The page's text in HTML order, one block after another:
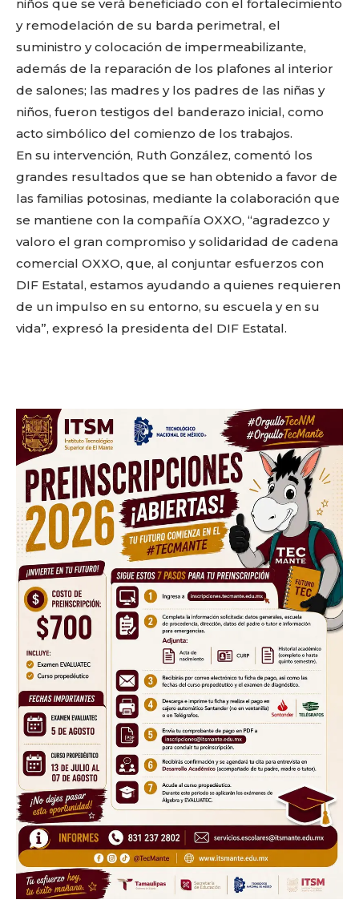
Facebook
Twitter
EmailWhatsApp
Copy
Link
Gmail
Telegram
Don't miss
out!
SUBSCRIBE
niños que se verá beneficiado con el fortalecimiento
y remodelación de su barda perimetral, el
suministro y colocación de impermeabilizante,
además de la reparación de los plafones al interior
de salones; las madres y los padres de las niñas y
niños, fueron testigos del banderazo inicial, como
acto simbólico del comienzo de los trabajos.
En su intervención, Ruth González, comentó los
grandes resultados que se han obtenido a favor de
las familias potosinas, mediante la colaboración que
se mantiene con la compañía OXXO, “agradezco y
valoro el gran compromiso y solidaridad de cadena
comercial OXXO, que, al conjuntar esfuerzos con
DIF Estatal, estamos ayudando a quienes requieren
de un impulso en su entorno, su escuela y en su
vida”, expresó la presidenta del DIF Estatal.